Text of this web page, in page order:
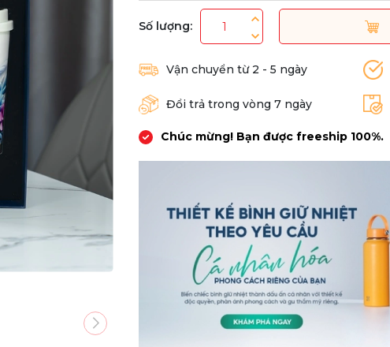
Số lượng:
Vận chuyển từ 2 - 5 ngày
Đổi trả trong vòng 7 ngày
Chúc mừng! Bạn được freeship 100%.